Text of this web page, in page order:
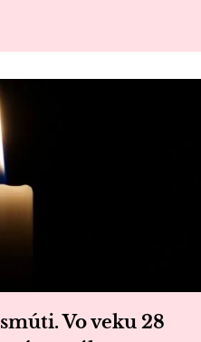
Vo veku 28